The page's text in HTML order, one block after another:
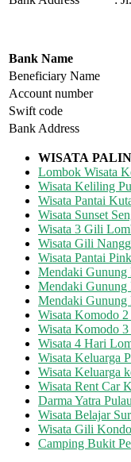
Bank Name
Beneficiary Name
Account number
Swift code
Bank Address
WISATA
Lombok Wisata
Wisata Keliling
Wisata Pantai
Wisata Sunset
Wisata 3 Gili
Wisata Gili
Wisata Pantai
Mendaki
Mendaki
Mendaki
Wisata Komodo
Wisata Komodo
Wisata 4 Hari
Wisata Keluarga
Wisata Keluarga
Wisata Rent Car
Darma Yatra
Wisata Belajar
Wisata Gili
Camping Bukit